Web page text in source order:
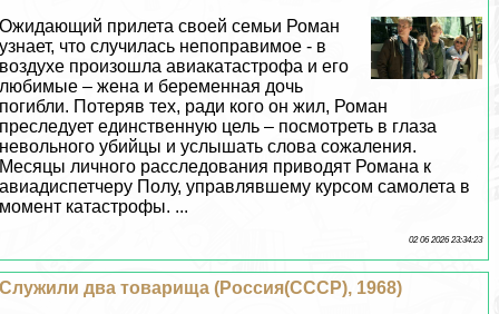
Ожидающий прилета своей семьи Роман
узнает, что случилась непоправимое - в
воздухе произошла авиакатастрофа и его
любимые – жена и беременная дочь
погибли. Потеряв тех, ради кого он жил, Роман
преследует единственную цель – посмотреть в глаза
невольного убийцы и услышать слова сожаления.
Месяцы личного расследования приводят Романа к
авиадиспетчеру Полу, управлявшему курсом самолета в
момент катастрофы. ...
02 06 2026 23:34:23
Служили два товарища (Россия(СССР), 1968)